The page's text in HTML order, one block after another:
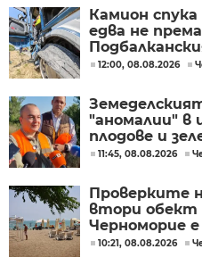
Камион
едва не
12:00, 08.08.2026
"аномалии" в
плодове и
11:45, 08.08.2026
Проверките
втори
Черноморие
10:21, 08.08.2026